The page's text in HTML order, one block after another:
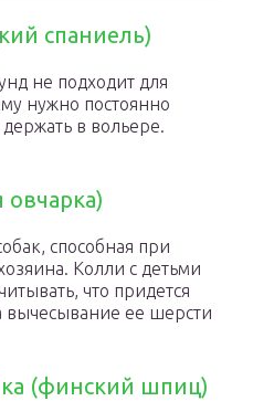
спаниель)
не подходит для
нужно постоянно
в вольере.
способная при
Колли с детьми
что придется
вычесывание ее шерсти
(финский шпиц)